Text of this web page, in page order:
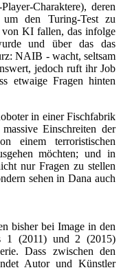
Charaktere), deren
den Turing-Test zu
von KI fallen, das infolge
und über das das
NAIB - wacht, seltsam
jedoch ruft ihr Job
etwaige Fragen hinten
in einer Fischfabrik
Einschreiten der
einem terroristischen
möchten; und in
nur Fragen zu stellen
sehen in Dana auch
bisher bei Image in den
1 (2011) und 2 (2015)
Dass zwischen den
Autor und Künstler